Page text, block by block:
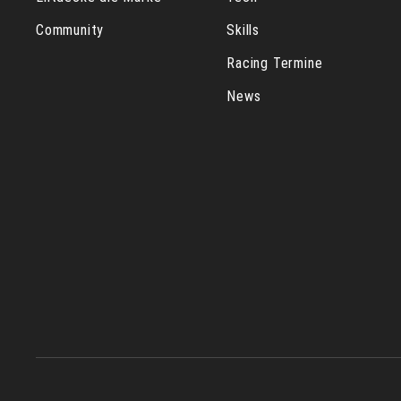
Community
Skills
Racing Termine
News